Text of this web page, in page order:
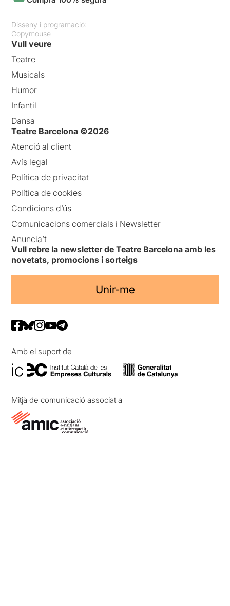
Disseny i programació:
Copymouse
Vull veure
Teatre
Musicals
Humor
Infantil
Dansa
Teatre Barcelona ©2026
Atenció al client
Avís legal
Política de privacitat
Política de cookies
Condicions d’ús
Comunicacions comercials i Newsletter
Anuncia’t
Vull rebre la newsletter de Teatre Barcelona amb les
novetats, promocions i sorteigs
Unir-me
Amb el suport de
Mitjà de comunicació associat a